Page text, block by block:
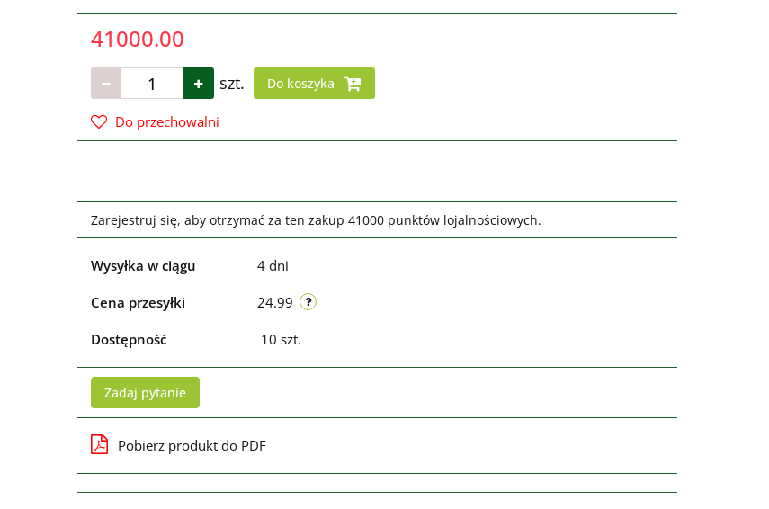
41000.00
szt. Do koszyka
Do przechowalni
Zarejestruj się, aby otrzymać za ten zakup 41000 punktów lojalnościowych.
Wysyłka w ciągu 4 dni
Cena przesyłki 24.99
Dostępność 10 szt.
Zadaj pytanie
Pobierz produkt do PDF